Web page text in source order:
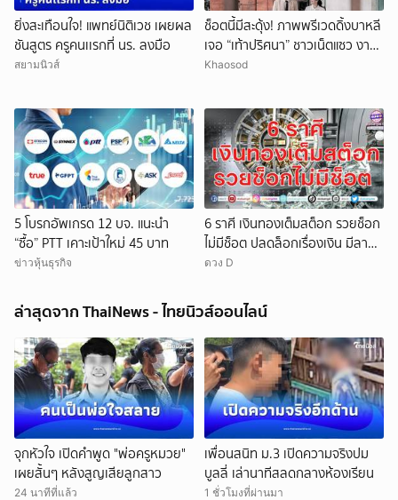
ยิ่งสะเทือนใจ! แพทย์นิติเวช เผยผล
ชันสูตร ครูคนเเรกที่ นร. ลงมือ
สยามนิวส์
ช็อตนี้มีสะดุ้ง! ภาพพรีเวดดิ้งบาหลี
เจอ “เท้าปริศนา” ชาวเน็ตแซว งาน
แต่งหรือหนังผี
Khaosod
5 โบรกอัพเกรด 12 บจ. แนะนำ
“ซื้อ” PTT เคาะเป้าใหม่ 45 บาท
ข่าวหุ้นธุรกิจ
6 ราศี เงินทองเต็มสต็อก รวยช็อก
ไม่มีช็อต ปลดล็อกเรื่องเงิน มีลาภ
ลอยจ่อคิว
ดวง D
ล่าสุดจาก ThaiNews - ไทยนิวส์ออนไลน์
จุกหัวใจ เปิดคำพูด "พ่อครูหมวย"
เผยสั้นๆ หลังสูญเสียลูกสาว
24 นาทีที่แล้ว
เพื่อนสนิท ม.3 เปิดความจริงปม
บูลลี่ เล่านาทีสลดกลางห้องเรียน
1 ชั่วโมงที่ผ่านมา